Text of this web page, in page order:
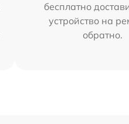
бесплатно
устройство на
обратно.